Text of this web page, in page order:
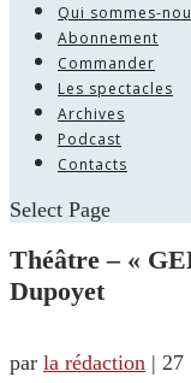
Qui sommes-
Abonnement
Commander
Les spectacles
Archives
Podcast
Contacts
Select Page
Théâtre – «
Dupoyet
par la rédaction | 27